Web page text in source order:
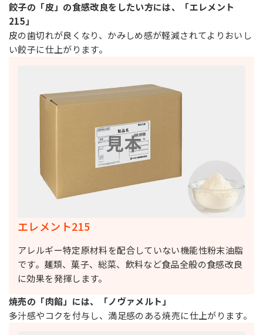
餃子の「皮」の食感改良をしたい方には、「エレメント
215」
皮の歯切れが良くなり、かみしめ感が軽減されてよりおいし
い餃子に仕上がります。
エレメント215
アレルギー特定原材料を配合していない機能性粉末油脂
です。麺類、菓子、総菜、飲料など食品全般の食感改良
に効果を発揮します。
焼売の「肉餡」には、「ノヴァメルト」
多汁感やコクを付与し、満足感のある焼売に仕上がります。